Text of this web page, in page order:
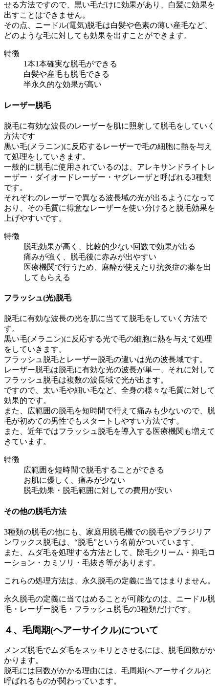
せる方法ですので、黒い毛だけに効果があり、白髪に効果を
出すことはできません。
その点、ニードル(電気)脱毛は白髪や色素の薄い産毛など、
どのような毛に対しても効果を出すことができます。
特徴
1本1本確実な脱毛ができる
白髪や産毛も脱毛できる
半永久的な効果が高い
レーザー脱毛
脱毛に有効な波長のレーザーを肌に照射して脱毛をしていく
方法です
黒い毛(メラニン)に反応するレーザーで毛の細胞に熱を与え
て処理をしていきます。
一般的に脱毛に使用されているのは、アレキサンドライトレ
ーザー・ダイオードレーザー・ヤグレーザと呼ばれる3種類
です。
それぞれのレーザーで異なる波長域の光が出るようになって
おり、その毛質に得意なレーザーを使い分けると脱毛効果を
上げやすいです。
特徴
脱毛効果が高く、比較的少ない回数で効果が出る
痛みが強く、脱毛後に赤みが出やすい
医療機関で行うため、麻酔が使えたり抗炎症の薬を出
してもらえる
フラッシュ(光)脱毛
脱毛に有効な波長の光を肌に当てて脱毛をしていく方法で
す。
黒い毛(メラニン)に反応する光で毛の細胞に熱を与えて処理
をしていきます。
フラッシュ脱毛とレーザー脱毛の違いは光の波長域です。
レーザー脱毛は脱毛に有効な光の波長が単一、それに対して
フラッシュ脱毛は複数の波長域で光が出ます。
ですので、太い毛や細い毛など、全身の様々な毛質に対して
効果的です。
また、広範囲の脱毛を短時間で行えて痛みも少ないので、脱
毛が初めての男性でもスタートしやすい方法です。
また、近年ではフラッシュ脱毛を導入する医療機関も増えて
きています。
特徴
広範囲を短時間で脱毛することができる
お肌に優しく、痛みが少ない
脱毛効果・脱毛範囲に対しての費用が安い
その他の脱毛方法
3種類の脱毛の他にも、家庭用脱毛機での脱毛やブラジリア
ンワックス脱毛は、“脱毛”という名前がついています。
また、ムダ毛を処理する方法として、除毛クリーム・抑毛ロ
ーション・カミソリ・毛抜き等があります。
これらの処理方法は、永久脱毛の定義に当てはまりません。
永久脱毛の定義に当てはめることが可能なのは、ニードル脱
毛・レーザー脱毛・フラッシュ脱毛の3種類だけです。
４、毛周期(ヘアーサイクル)について
メンズ脱毛でムダ毛をスッキリとさせるには、脱毛回数がか
かります。
脱毛には回数がかかる理由には、毛周期(ヘアーサイクル)と
呼ばれるものが関わっています。